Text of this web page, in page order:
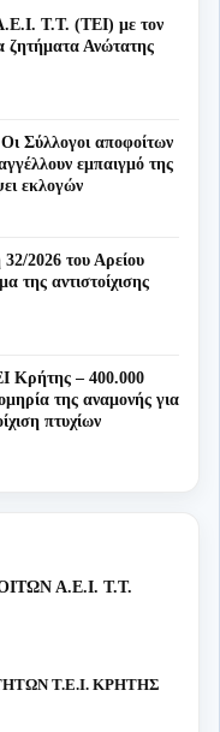
Τ.Τ. (ΤΕΙ) με τον
ζητήματα Ανώτατης
Σύλλογοι αποφοίτων
εμπαιγμό της
εκλογών
32/2026 του Αρείου
της αντιστοίχισης
Κρήτης – 400.000
της αναμονής για
πτυχίων
Α.Ε.Ι. Τ.Τ.
Τ.Ε.Ι. ΚΡΗΤΗΣ